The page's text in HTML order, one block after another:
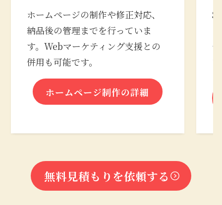
ホームページの制作や修正対応、
納品後の管理までを行っていま
す。Webマーケティング支援との
併用も可能です。
ホームページ制作の詳細
無料見積もりを依頼する